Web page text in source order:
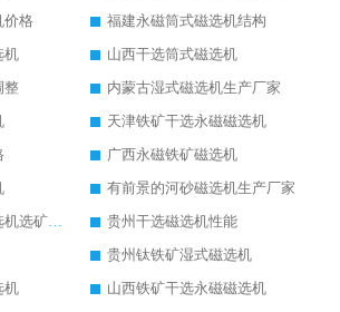
价格
福建永磁筒式磁选机结构
机
山西干选筒式磁选机
整
内蒙古湿式磁选机生产厂家
天津铁矿干选永磁磁选机
广西永磁铁矿磁选机
有前景的河砂磁选机生产厂家
什么牌子的河砂磁选机选矿效果好
贵州干选磁选机性能
贵州钛铁矿湿式磁选机
机
山西铁矿干选永磁磁选机